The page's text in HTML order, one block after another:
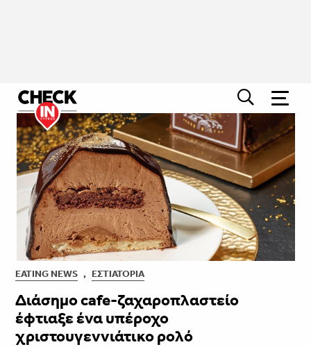
EATING NEWS , ΕΣΤΙΑΤΌΡΙΑ
Διάσημο cafe-ζαχαροπλαστείο
έφτιαξε ένα υπέροχο
χριστουγεννιάτικο ρολό